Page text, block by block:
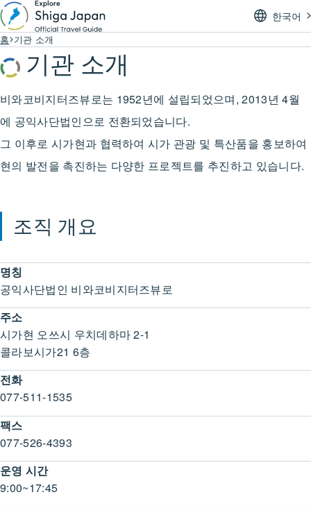
한국어
홈 기관 소개
기관 소개
비와코비지터즈뷰로는 1952년에 설립되었으며, 2013년 4월
에 공익사단법인으로 전환되었습니다.
그 이후로 시가현과 협력하여 시가 관광 및 특산품을 홍보하여
현의 발전을 촉진하는 다양한 프로젝트를 추진하고 있습니다.
조직 개요
명칭
공익사단법인 비와코비지터즈뷰로
주소
시가현 오쓰시 우치데하마 2-1
콜라보시가21 6층
전화
077-511-1535
팩스
077-526-4393
운영 시간
9:00~17:45